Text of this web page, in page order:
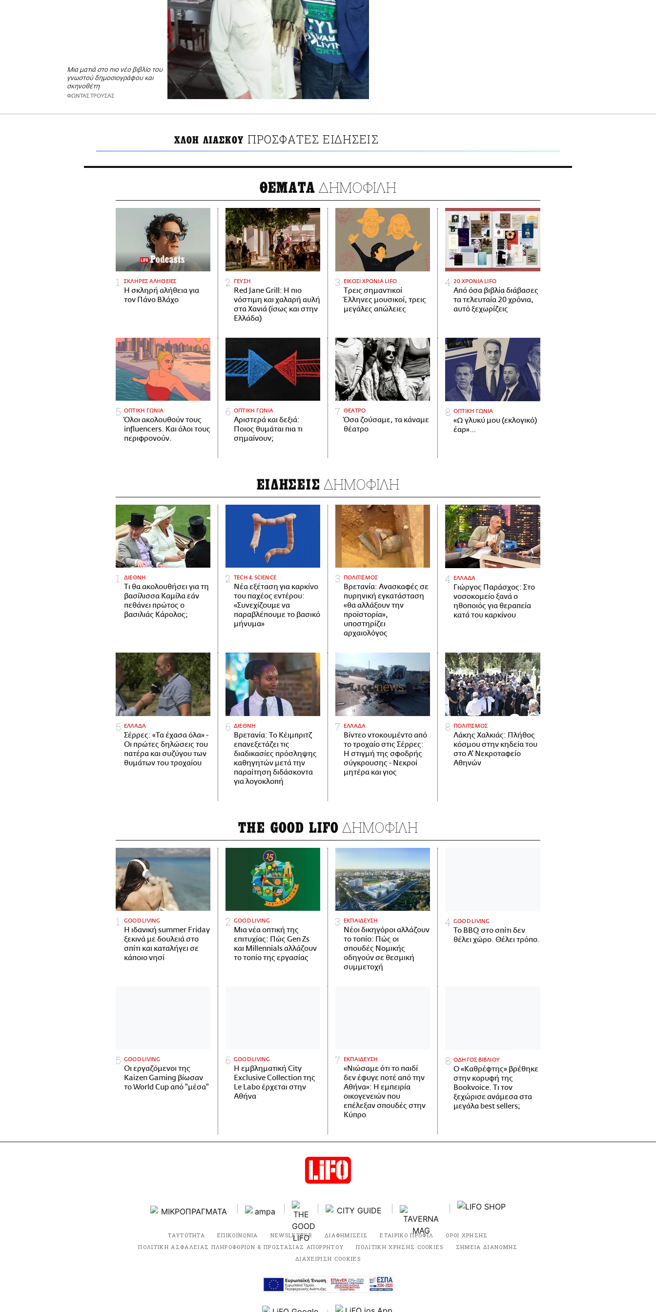
Μια ματιά στο πιο νέο βιβλίο του
γνωστού δημοσιογράφου και
σκηνοθέτη
ΦΩΝΤΑΣ ΤΡΟΥΣΑΣ
ΧΛΟΗ ΛΙΑΣΚΟΥ ΠΡΟΣΦΑΤΕΣ ΕΙΔΗΣΕΙΣ
ΘΕΜΑΤΑ ΔΗΜΟΦΙΛΗ
ΣΚΛΗΡΕΣ ΑΛΗΘΕΙΕΣ
H σκληρή αλήθεια για
τον Πάνο Βλάχο
ΓΕΥΣΗ
Red Jane Grill: Η πιο
νόστιμη και χαλαρή αυλή
στα Χανιά (ίσως και στην
Ελλάδα)
ΕΙΚΟΣΙ ΧΡΟΝΙΑ LIFO
Tρεις σημαντικοί
Έλληνες μουσικοί, τρεις
μεγάλες απώλειες
20 ΧΡΟΝΙΑ LIFO
Από όσα βιβλία διάβασες
τα τελευταία 20 χρόνια,
αυτό ξεχωρίζεις
ΟΠΤΙΚΗ ΓΩΝΙΑ
Όλοι ακολουθούν τους
influencers. Και όλοι τους
περιφρονούν.
ΟΠΤΙΚΗ ΓΩΝΙΑ
Αριστερά και δεξιά:
Ποιος θυμάται πια τι
σημαίνουν;
ΘΕΑΤΡΟ
Όσα ζούσαμε, τα κάναμε
θέατρο
ΟΠΤΙΚΗ ΓΩΝΙΑ
«Ω γλυκύ μου (εκλογικό)
έαρ»…
ΕΙΔΗΣΕΙΣ ΔΗΜΟΦΙΛΗ
ΔΙΕΘΝΗ
Τι θα ακολουθήσει για τη
βασίλισσα Καμίλα εάν
πεθάνει πρώτος ο
βασιλιάς Κάρολος;
ΤECH & SCIENCE
Νέα εξέταση για καρκίνο
του παχέος εντέρου:
«Συνεχίζουμε να
παραβλέπουμε το βασικό
μήνυμα»
ΠΟΛΙΤΙΣΜΟΣ
Βρετανία: Ανασκαφές σε
πυρηνική εγκατάσταση
«θα αλλάξουν την
προϊστορία»,
υποστηρίζει
αρχαιολόγος
ΕΛΛΑΔΑ
Γιώργος Παράσχος: Στο
νοσοκομείο ξανά ο
ηθοποιός για θεραπεία
κατά του καρκίνου
ΕΛΛΑΔΑ
Σέρρες: «Τα έχασα όλα» -
Οι πρώτες δηλώσεις του
πατέρα και συζύγου των
θυμάτων του τροχαίου
ΔΙΕΘΝΗ
Βρετανία: Το Κέιμπριτζ
επανεξετάζει τις
διαδικασίες πρόσληψης
καθηγητών μετά την
παραίτηση διδάσκοντα
για λογοκλοπή
ΕΛΛΑΔΑ
Βίντεο ντοκουμέντο από
το τροχαίο στις Σέρρες:
Η στιγμή της σφοδρής
σύγκρουσης - Νεκροί
μητέρα και γιος
ΠΟΛΙΤΙΣΜΟΣ
Λάκης Χαλκιάς: Πλήθος
κόσμου στην κηδεία του
στο Α' Νεκροταφείο
Αθηνών
THE GOOD LIFO ΔΗΜΟΦΙΛΗ
GOOD LIVING
Η ιδανική summer Friday
ξεκινά με δουλειά στο
σπίτι και καταλήγει σε
κάποιο νησί
GOOD LIVING
Μια νέα οπτική της
επιτυχίας: Πώς Gen Zs
και Millennials αλλάζουν
το τοπίο της εργασίας
ΕΚΠΑΙΔΕΥΣΗ
Νέοι δικηγόροι αλλάζουν
το τοπίο: Πώς οι
σπουδές Νομικής
οδηγούν σε θεσμική
συμμετοχή
GOOD LIVING
Το BBQ στο σπίτι δεν
θέλει χώρο. Θέλει τρόπο.
GOOD LIVING
Οι εργαζόμενοι της
Kaizen Gaming βίωσαν
το World Cup από "μέσα"
GOOD LIVING
Η εμβληματική City
Exclusive Collection της
Le Labo έρχεται στην
Αθήνα
ΕΚΠΑΙΔΕΥΣΗ
«Νιώσαμε ότι το παιδί
δεν έφυγε ποτέ από την
Αθήνα»: Η εμπειρία
οικογενειών που
επέλεξαν σπουδές στην
Κύπρο
ΟΔΗΓΟΣ ΒΙΒΛΙΟΥ
Ο «Καθρέφτης» βρέθηκε
στην κορυφή της
Bookvoice. Τι τον
ξεχώρισε ανάμεσα στα
μεγάλα best sellers;
ΤΑΥΤΟΤΗΤΑ ΕΠΙΚΟΙΝΩΝΙΑ NEWSLETTER ΔΙΑΦΗΜΙΣΕΙΣ ΕΤΑΙΡΙΚΟ ΠΡΟΦΙΛ
ΟΡΟΙ ΧΡΗΣΗΣ
ΠΟΛΙΤΙΚΗ ΑΣΦΑΛΕΙΑΣ ΠΛΗΡΟΦΟΡΙΩΝ & ΠΡΟΣΤΑΣΙΑΣ ΑΠΟΡΡΗΤΟΥ
ΠΟΛΙΤΙΚΗ ΧΡΗΣΗΣ COOKIES
ΣΗΜΕΙΑ ΔΙΑΝΟΜΗΣ
ΔΙΑΧΕΙΡΙΣΗ COOKIES